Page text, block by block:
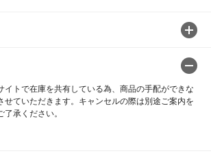
トで在庫を共有している為、商品の手配ができな
せていただきます。キャンセルの際は別途ご案内を
承ください。